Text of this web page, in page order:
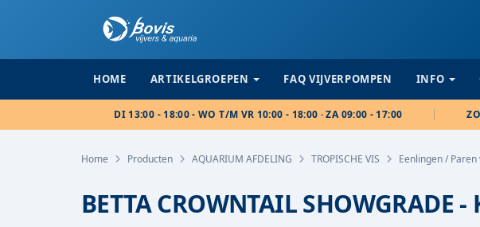
HOME ARTIKELGROEPEN FAQ VIJVERPOMPEN INFO
DI 13:00 - 18:00 - WO T/M VR 10:00 - 18:00 · ZA 09:00 - 17:00
Home Producten AQUARIUM AFDELING TROPISCHE VIS Eenlingen / Paren
BETTA CROWNTAIL SHOWGRADE